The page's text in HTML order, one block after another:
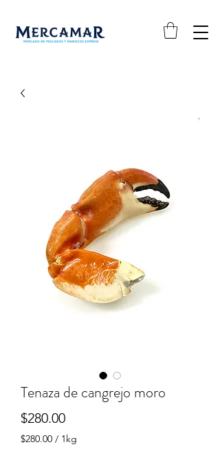
Tenaza de cangrejo moro
$280.00Precio
$280.00 / 1kg